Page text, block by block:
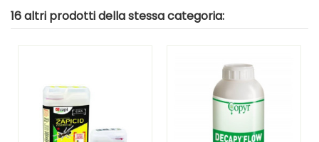
16 altri prodotti della stessa categoria: